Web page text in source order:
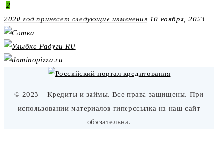
2
2020 год принесет следующие изменения 10 ноября, 2023
© 2023
| Кредиты и займы. Все права защищены. При
использовании материалов гиперссылка на наш сайт
обязательна.